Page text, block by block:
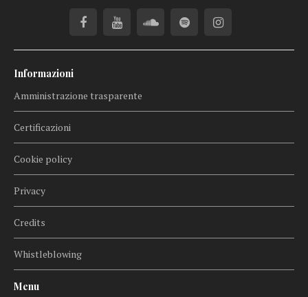
Informazioni
Amministrazione trasparente
Certificazioni
Cookie policy
Privacy
Credits
Whistleblowing
Menu